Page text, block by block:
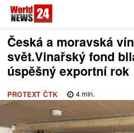
Česká a moravská
svět.Vinařský fond
úspěšný exportní rok
PROTEXT ČTK 4min.